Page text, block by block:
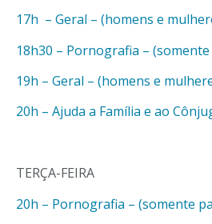
17h – Geral – (homens e
18h30 – Pornografia –
19h – Geral – (homens e
20h – Ajuda a Família e ao
TERÇA-FEIRA
20h – Pornografia – (somente